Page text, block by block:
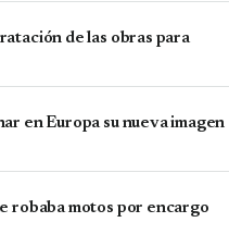
de las obras para
en Europa su nueva imagen
robaba motos por encargo